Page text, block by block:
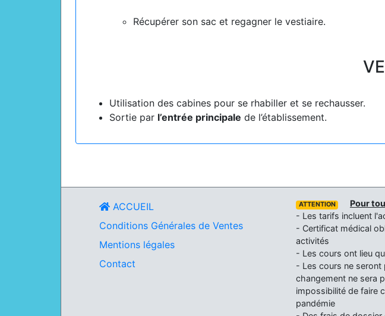
Récupérer son sac et regagner le vestiaire.
Utilisation des cabines pour se rhabiller et se rechausser.
Sortie par l’entrée principale de l’établissement.
ACCUEIL
Conditions Générales de Ventes
Mentions légales
Contact
ATTENTION
Pour
- Les tarifs incluent
- Certificat médical
activités
- Les cours ont lieu
- Les cours ne seront
changement ne sera
impossibilité de faire
pandémie